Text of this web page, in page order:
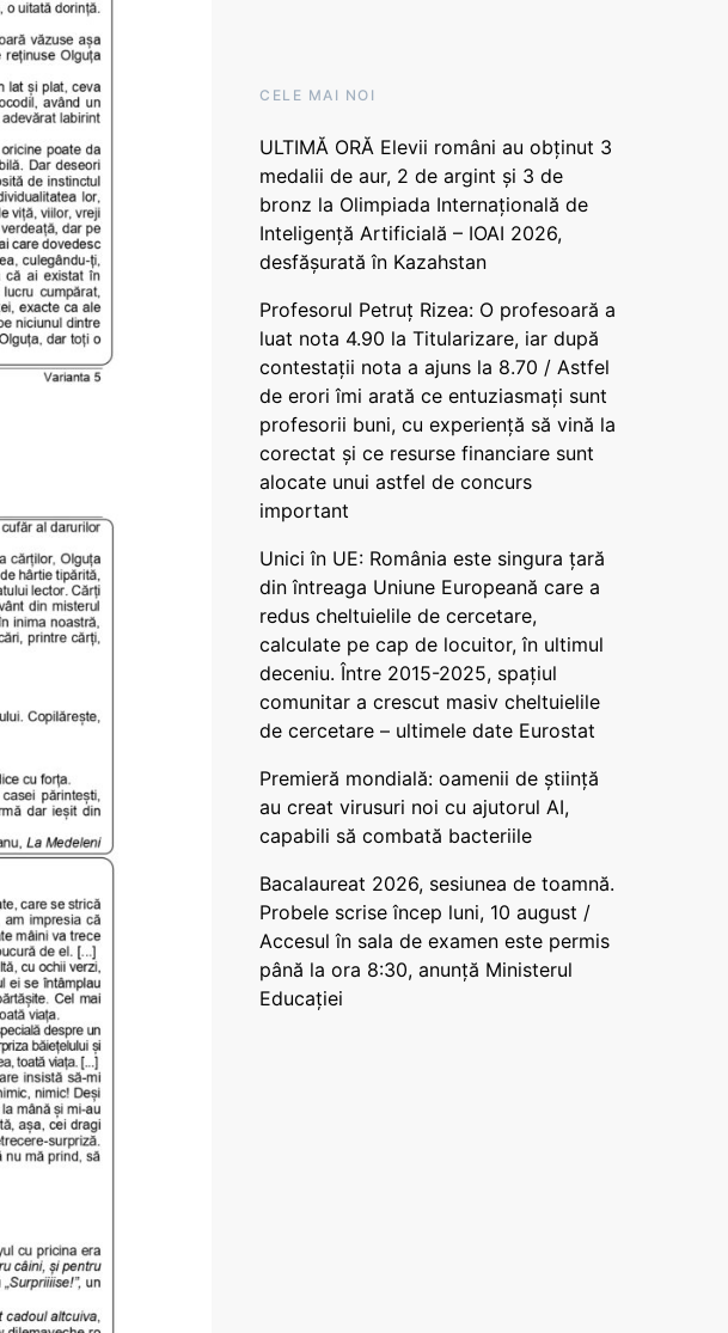
CELE MAI NOI
ULTIMĂ ORĂ Elevii români au obținut 3
medalii de aur, 2 de argint și 3 de
bronz la Olimpiada Internațională de
Inteligență Artificială – IOAI 2026,
desfășurată în Kazahstan
Profesorul Petruț Rizea: O profesoară a
luat nota 4.90 la Titularizare, iar după
contestații nota a ajuns la 8.70 / Astfel
de erori îmi arată ce entuziasmați sunt
profesorii buni, cu experiență să vină la
corectat și ce resurse financiare sunt
alocate unui astfel de concurs
important
Unici în UE: România este singura țară
din întreaga Uniune Europeană care a
redus cheltuielile de cercetare,
calculate pe cap de locuitor, în ultimul
deceniu. Între 2015-2025, spațiul
comunitar a crescut masiv cheltuielile
de cercetare – ultimele date Eurostat
Premieră mondială: oamenii de știință
au creat virusuri noi cu ajutorul AI,
capabili să combată bacteriile
Bacalaureat 2026, sesiunea de toamnă.
Probele scrise încep luni, 10 august /
Accesul în sala de examen este permis
până la ora 8:30, anunță Ministerul
Educației